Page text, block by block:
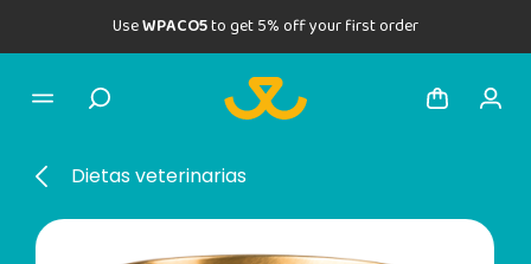
UseWPACO5to get 5% off your first order
Dietas veterinarias